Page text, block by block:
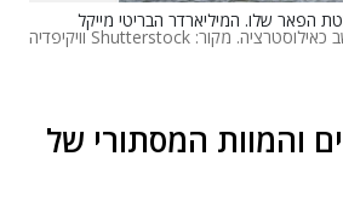
הפאר שלו. המיליארדר הבריטי מייקל
צילום: עיבוד ממוחשב כאילוסטרציה. מקור: Shutterstock וויקיפדיה
והמוות המסתורי של